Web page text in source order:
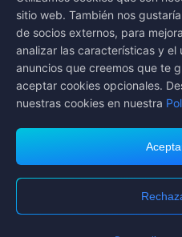
Contáctenos
Si necesitas ayuda, por favor
Cliente" para comunicarte con
Servicio al Cliente
Terms of Service Política de
Preferencia
DERECHOS DE AUTOR © High
sitio web. También nos
de socios externos, para
analizar las características y
anuncios que creemos que te
aceptar cookies opcionales.
nuestras cookies en nuestra